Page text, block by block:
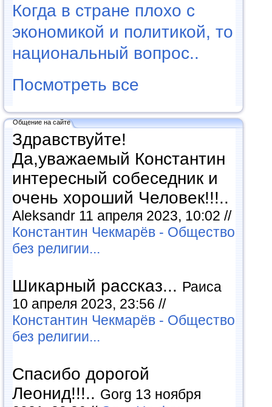
Когда в стране плохо с
экономикой и политикой, то
национальный вопрос..
Посмотреть все
Общение на сайте
Здравствуйте!
Да,уважаемый Константин
интересный собеседник и
очень хороший Человек!!!..
Aleksandr 11 апреля 2023, 10:02 //
Константин Чекмарёв - Общество
без религии...
Шикарный рассказ... Раиса
10 апреля 2023, 23:56 //
Константин Чекмарёв - Общество
без религии...
Спасибо дорогой
Леонид!!!.. Gorg 13 ноября